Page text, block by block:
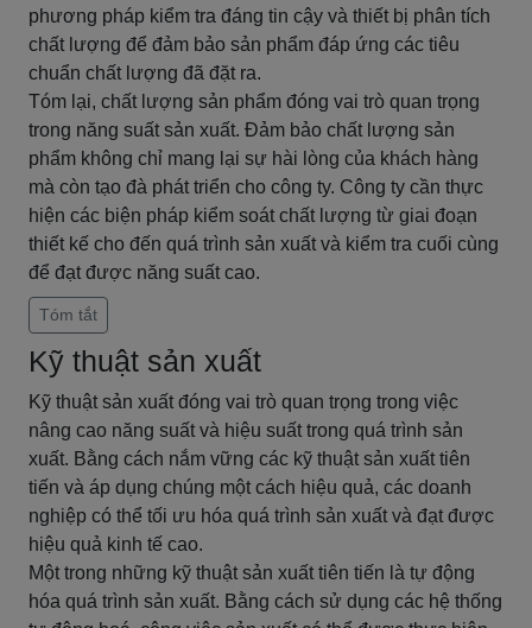
phương pháp kiểm tra đáng tin cậy và thiết bị phân tích
chất lượng để đảm bảo sản phẩm đáp ứng các tiêu
chuẩn chất lượng đã đặt ra.
Tóm lại, chất lượng sản phẩm đóng vai trò quan trọng
trong năng suất sản xuất. Đảm bảo chất lượng sản
phẩm không chỉ mang lại sự hài lòng của khách hàng
mà còn tạo đà phát triển cho công ty. Công ty cần thực
hiện các biện pháp kiểm soát chất lượng từ giai đoạn
thiết kế cho đến quá trình sản xuất và kiểm tra cuối cùng
để đạt được năng suất cao.
Tóm tắt
Kỹ thuật sản xuất
Kỹ thuật sản xuất đóng vai trò quan trọng trong việc
nâng cao năng suất và hiệu suất trong quá trình sản
xuất. Bằng cách nắm vững các kỹ thuật sản xuất tiên
tiến và áp dụng chúng một cách hiệu quả, các doanh
nghiệp có thể tối ưu hóa quá trình sản xuất và đạt được
hiệu quả kinh tế cao.
Một trong những kỹ thuật sản xuất tiên tiến là tự động
hóa quá trình sản xuất. Bằng cách sử dụng các hệ thống